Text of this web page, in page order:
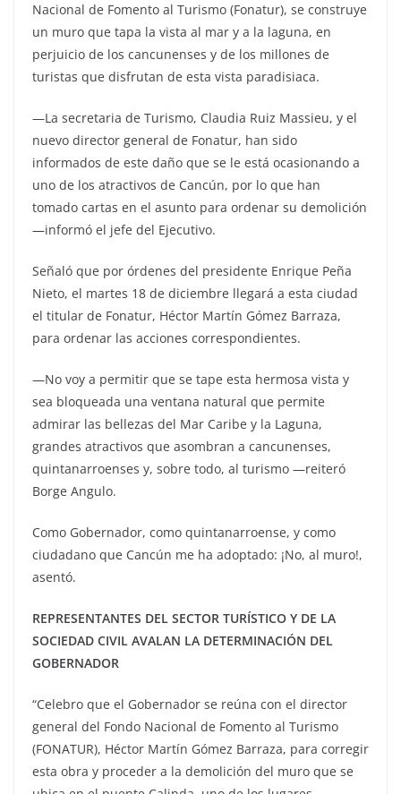
Nacional de Fomento al Turismo (Fonatur), se construye
un muro que tapa la vista al mar y a la laguna, en
perjuicio de los cancunenses y de los millones de
turistas que disfrutan de esta vista paradisiaca.
—La secretaria de Turismo, Claudia Ruiz Massieu, y el
nuevo director general de Fonatur, han sido
informados de este daño que se le está ocasionando a
uno de los atractivos de Cancún, por lo que han
tomado cartas en el asunto para ordenar su demolición
—informó el jefe del Ejecutivo.
Señaló que por órdenes del presidente Enrique Peña
Nieto, el martes 18 de diciembre llegará a esta ciudad
el titular de Fonatur, Héctor Martín Gómez Barraza,
para ordenar las acciones correspondientes.
—No voy a permitir que se tape esta hermosa vista y
sea bloqueada una ventana natural que permite
admirar las bellezas del Mar Caribe y la Laguna,
grandes atractivos que asombran a cancunenses,
quintanarroenses y, sobre todo, al turismo —reiteró
Borge Angulo.
Como Gobernador, como quintanarroense, y como
ciudadano que Cancún me ha adoptado: ¡No, al muro!,
asentó.
REPRESENTANTES DEL SECTOR TURÍSTICO Y DE LA
SOCIEDAD CIVIL AVALAN LA DETERMINACIÓN DEL
GOBERNADOR
“Celebro que el Gobernador se reúna con el director
general del Fondo Nacional de Fomento al Turismo
(FONATUR), Héctor Martín Gómez Barraza, para corregir
esta obra y proceder a la demolición del muro que se